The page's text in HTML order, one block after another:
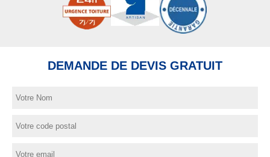
DEMANDE DE DEVIS GRATUIT